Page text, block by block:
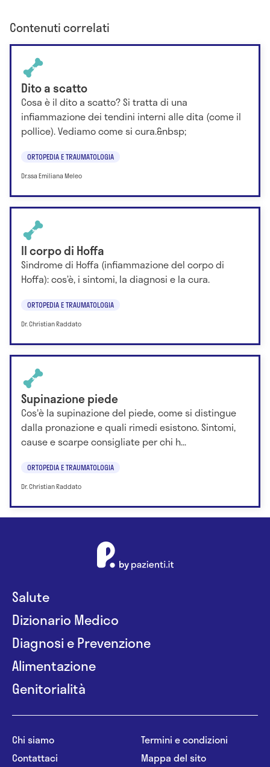
Contenuti correlati
Dito a scatto
Cosa è il dito a scatto? Si tratta di una
infiammazione dei tendini interni alle dita (come il
pollice). Vediamo come si cura.&nbsp;
ORTOPEDIA E TRAUMATOLOGIA
Dr.ssa Emiliana Meleo
Il corpo di Hoffa
Sindrome di Hoffa (infiammazione del corpo di
Hoffa): cos’è, i sintomi, la diagnosi e la cura.
ORTOPEDIA E TRAUMATOLOGIA
Dr. Christian Raddato
Supinazione piede
Cos'è la supinazione del piede, come si distingue
dalla pronazione e quali rimedi esistono. Sintomi,
cause e scarpe consigliate per chi h...
ORTOPEDIA E TRAUMATOLOGIA
Dr. Christian Raddato
Salute
Dizionario Medico
Diagnosi e Prevenzione
Alimentazione
Genitorialità
Chi siamo
Contattaci
Termini e condizioni
Mappa del sito